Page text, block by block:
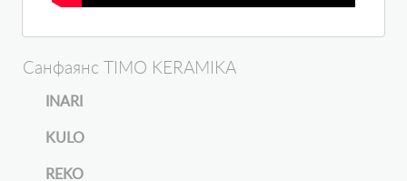
Санфаянс TIMO KERAMIKA
INARI
KULO
REKO